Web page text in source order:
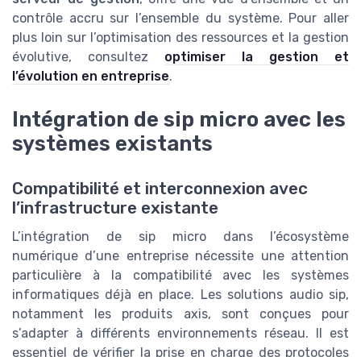
contrôle accru sur l’ensemble du système. Pour aller
plus loin sur l’optimisation des ressources et la gestion
évolutive, consultez optimiser la gestion et
l’évolution en entreprise.
Intégration de sip micro avec les
systèmes existants
Compatibilité et interconnexion avec
l’infrastructure existante
L’intégration de sip micro dans l’écosystème
numérique d’une entreprise nécessite une attention
particulière à la compatibilité avec les systèmes
informatiques déjà en place. Les solutions audio sip,
notamment les produits axis, sont conçues pour
s’adapter à différents environnements réseau. Il est
essentiel de vérifier la prise en charge des protocoles